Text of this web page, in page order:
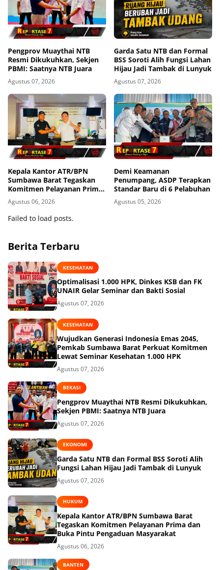
Pengprov Muaythai NTB
Resmi Dikukuhkan, Sekjen
PBMI: Saatnya NTB Juara
Agustus 07, 2026
Garda Satu NTB dan Formal
BSS Soroti Alih Fungsi Lahan
Hijau Jadi Tambak di Lunyuk
Agustus 07, 2026
Kepala Kantor ATR/BPN
Sumbawa Barat Tegaskan
Komitmen Pelayanan Prima
dan Buka Pintu Pengaduan
Masyarakat
Agustus 06, 2026
Demi Keamanan
Penumpang, ASDP Terapkan
Standar Baru di 6 Pelabuhan
Agustus 05, 2026
Failed to load posts.
Berita Terbaru
KESEHATAN
Optimalisasi 1.000 HPK, Dinkes KSB dan FK
UNAIR Gelar Seminar dan Bakti Sosial
Agustus 07, 2026
KESEHATAN
Wujudkan Generasi Indonesia Emas 2045,
Pemkab Sumbawa Barat Perkuat Komitmen
Lewat Seminar Kesehatan 1.000 HPK
Agustus 07, 2026
BEKASI
Pengprov Muaythai NTB Resmi Dikukuhkan,
Sekjen PBMI: Saatnya NTB Juara
Agustus 07, 2026
EKONOMI
Garda Satu NTB dan Formal BSS Soroti Alih
Fungsi Lahan Hijau Jadi Tambak di Lunyuk
Agustus 07, 2026
HUKUM
Kepala Kantor ATR/BPN Sumbawa Barat
Tegaskan Komitmen Pelayanan Prima dan
Buka Pintu Pengaduan Masyarakat
Agustus 06, 2026
BANTEN